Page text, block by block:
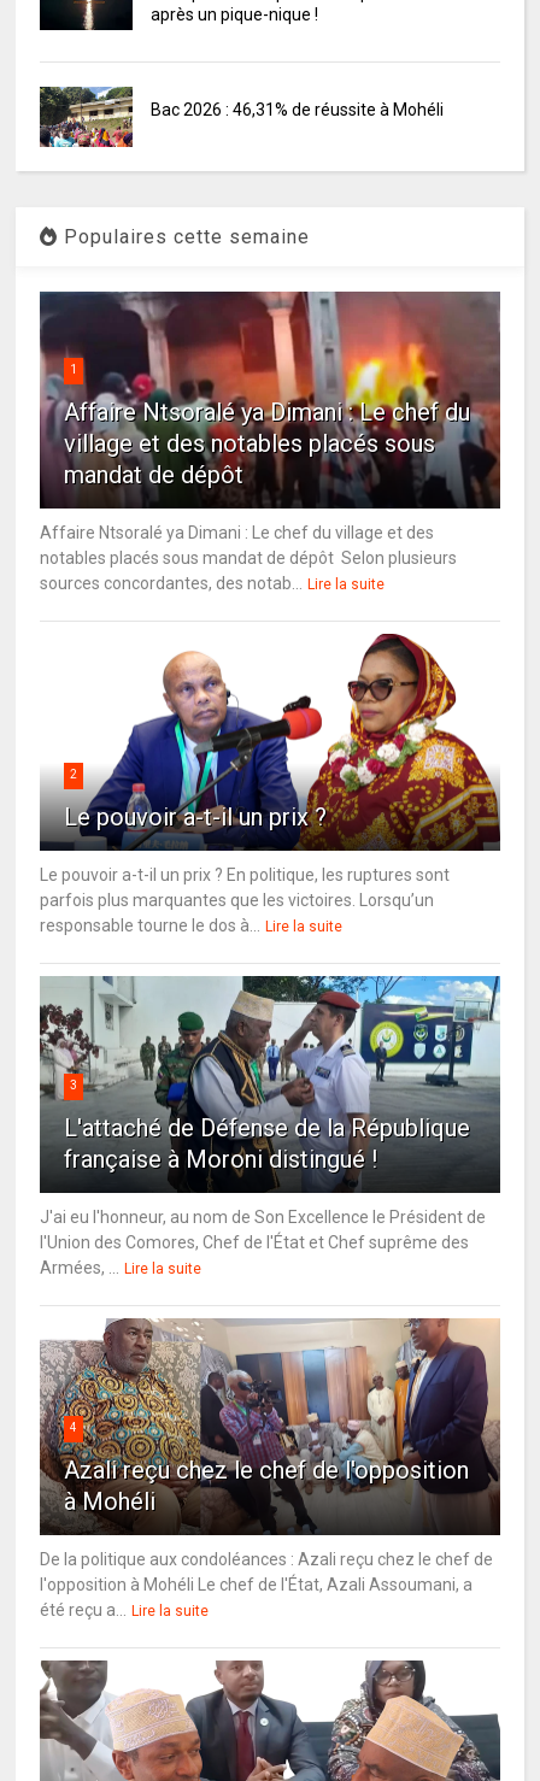
après un pique-nique !
Bac 2026 : 46,31% de réussite à Mohéli
Populaires cette semaine
1
Affaire Ntsoralé ya Dimani : Le chef du
village et des notables placés sous
mandat de dépôt
Affaire Ntsoralé ya Dimani : Le chef du village et des
notables placés sous mandat de dépôt Selon plusieurs
sources concordantes, des notab...
Lire la suite
2
Le pouvoir a-t-il un prix ?
Le pouvoir a-t-il un prix ? En politique, les ruptures sont
parfois plus marquantes que les victoires. Lorsqu’un
responsable tourne le dos à...
Lire la suite
3
L'attaché de Défense de la République
française à Moroni distingué !
J'ai eu l'honneur, au nom de Son Excellence le Président de
l'Union des Comores, Chef de l'État et Chef suprême des
Armées, ...
Lire la suite
4
Azali reçu chez le chef de l'opposition
à Mohéli
De la politique aux condoléances : Azali reçu chez le chef de
l'opposition à Mohéli Le chef de l'État, Azali Assoumani, a
été reçu a...
Lire la suite